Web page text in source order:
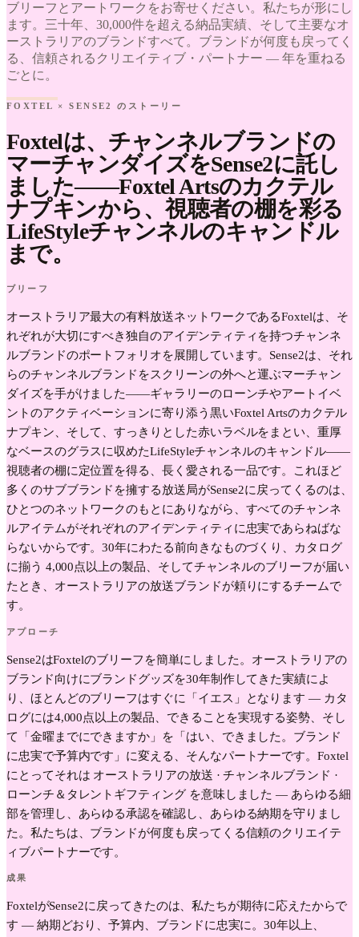
Find it.
Love it.
Brand it.
ブリーフとアートワークをお寄せください。私たちが形にし
ます。三十年、30,000件を超える納品実績、そして主要なオ
ーストラリアのブランドすべて。ブランドが何度も戻ってく
る、信頼されるクリエイティブ・パートナー — 年を重ねる
ごとに。
FOXTEL × SENSE2 のストーリー
Foxtelは、チャンネルブランドの
マーチャンダイズをSense2に託し
ました——Foxtel Artsのカクテル
ナプキンから、視聴者の棚を彩る
LifeStyleチャンネルのキャンドル
まで。
ブリーフ
オーストラリア最大の有料放送ネットワークであるFoxtelは、そ
れぞれが大切にすべき独自のアイデンティティを持つチャンネ
ルブランドのポートフォリオを展開しています。Sense2は、それ
らのチャンネルブランドをスクリーンの外へと運ぶマーチャン
ダイズを手がけました——ギャラリーのローンチやアートイベ
ントのアクティベーションに寄り添う黒いFoxtel Artsのカクテル
ナプキン、そして、すっきりとした赤いラベルをまとい、重厚
なベースのグラスに収めたLifeStyleチャンネルのキャンドル——
視聴者の棚に定位置を得る、長く愛される一品です。これほど
多くのサブブランドを擁する放送局がSense2に戻ってくるのは、
ひとつのネットワークのもとにありながら、すべてのチャンネ
ルアイテムがそれぞれのアイデンティティに忠実であらねばな
らないからです。30年にわたる前向きなものづくり、カタログ
に揃う 4,000点以上の製品、そしてチャンネルのブリーフが届い
たとき、オーストラリアの放送ブランドが頼りにするチームで
す。
アプローチ
Sense2はFoxtelのブリーフを簡単にしました。オーストラリアの
ブランド向けにブランドグッズを30年制作してきた実績によ
り、ほとんどのブリーフはすぐに「イエス」となります — カタ
ログには4,000点以上の製品、できることを実現する姿勢、そし
て「金曜までにできますか」を「はい、できました。ブランド
に忠実で予算内です」に変える、そんなパートナーです。Foxtel
にとってそれは オーストラリアの放送 · チャンネルブランド ·
ローンチ＆タレントギフティング を意味しました — あらゆる細
部を管理し、あらゆる承認を確認し、あらゆる納期を守りまし
た。私たちは、ブランドが何度も戻ってくる信頼のクリエイテ
ィブパートナーです。
成果
FoxtelがSense2に戻ってきたのは、私たちが期待に応えたからで
す — 納期どおり、予算内、ブランドに忠実に。30年以上、